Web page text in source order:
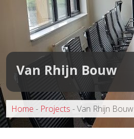
Van Rhijn Bouw
Home - Projects -Van Rhijn Bouw